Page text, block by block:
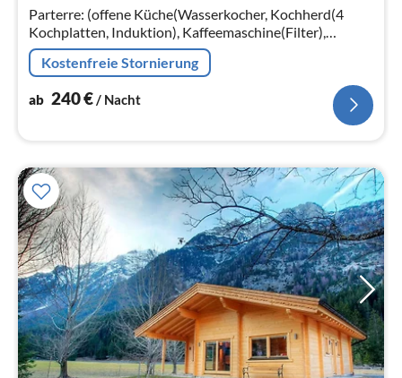
Parterre: (offene Küche(Wasserkocher, Kochherd(4
Kochplatten, Induktion), Kaffeemaschine(Filter),
Backofen, Spülmaschine, Kühl-/Gefrierkombination,
Wine glasses)
Kostenfreie Stornierung
ab 240€ / Nacht